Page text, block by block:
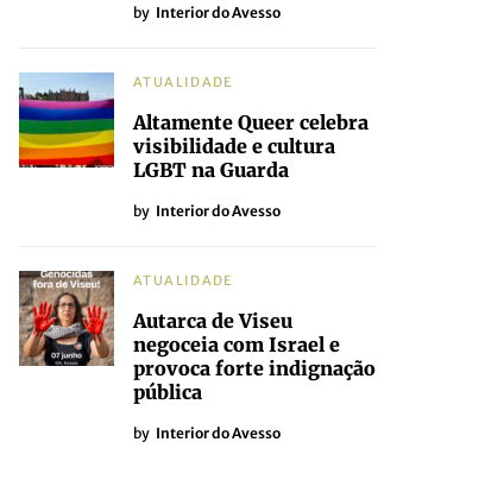
by Interior do Avesso
ATUALIDADE
Altamente Queer celebra
visibilidade e cultura
LGBT na Guarda
by Interior do Avesso
ATUALIDADE
Autarca de Viseu
negoceia com Israel e
provoca forte indignação
pública
by Interior do Avesso